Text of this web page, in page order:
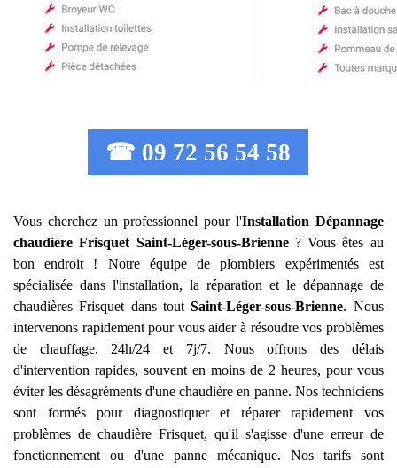
☎ 09 72 56 54 58
Vous cherchez un professionnel pour l'Installation Dépannage
chaudière Frisquet Saint-Léger-sous-Brienne? Vous êtes au
bon endroit ! Notre équipe de plombiers expérimentés est
spécialisée dans l'installation, la réparation et le dépannage de
chaudières Frisquet dans toutSaint-Léger-sous-Brienne. Nous
intervenons rapidement pour vous aider à résoudre vos problèmes
de chauffage, 24h/24 et 7j/7. Nous offrons des délais
d'intervention rapides, souvent en moins de 2 heures, pour vous
éviter les désagréments d'une chaudière en panne. Nos techniciens
sont formés pour diagnostiquer et réparer rapidement vos
problèmes de chaudière Frisquet, qu'il s'agisse d'une erreur de
fonctionnement ou d'une panne mécanique. Nos tarifs sont